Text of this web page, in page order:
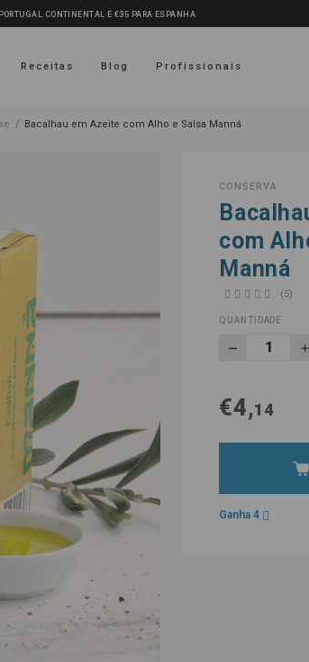
CONTINENTAL E €35 PARA ESPANHA
Receitas Blog Profissionais
/ Bacalhau em Azeite com Alho e Salsa Manná
CONSERVA
com
Manná
(5)
QUANTIDADE
€4,14
Ganha 4